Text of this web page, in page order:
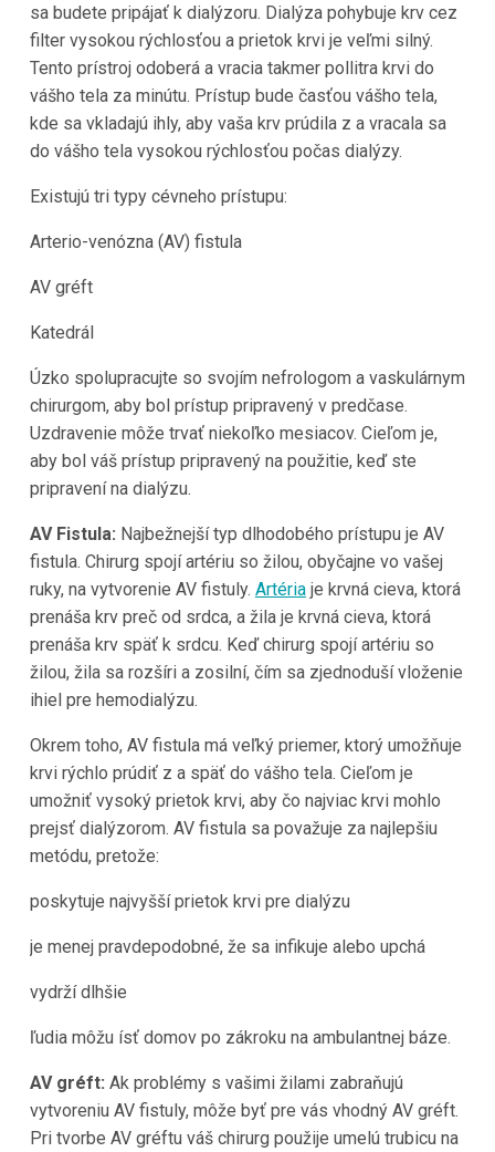
sa budete pripájať k dialýzoru. Dialýza pohybuje krv cez
filter vysokou rýchlosťou a prietok krvi je veľmi silný.
Tento prístroj odoberá a vracia takmer pollitra krvi do
vášho tela za minútu. Prístup bude časťou vášho tela,
kde sa vkladajú ihly, aby vaša krv prúdila z a vracala sa
do vášho tela vysokou rýchlosťou počas dialýzy.
Existujú tri typy cévneho prístupu:
Arterio-venózna (AV) fistula
AV gréft
Katedrál
Úzko spolupracujte so svojím nefrologom a vaskulárnym
chirurgom, aby bol prístup pripravený v predčase.
Uzdravenie môže trvať niekoľko mesiacov. Cieľom je,
aby bol váš prístup pripravený na použitie, keď ste
pripravení na dialýzu.
AV Fistula: Najbežnejší typ dlhodobého prístupu je AV
fistula. Chirurg spojí artériu so žilou, obyčajne vo vašej
ruky, na vytvorenie AV fistuly. Artériaje krvná cieva, ktorá
prenáša krv preč od srdca, a žila je krvná cieva, ktorá
prenáša krv späť k srdcu. Keď chirurg spojí artériu so
žilou, žila sa rozšíri a zosilní, čím sa zjednoduší vloženie
ihiel pre hemodialýzu.
Okrem toho, AV fistula má veľký priemer, ktorý umožňuje
krvi rýchlo prúdiť z a späť do vášho tela. Cieľom je
umožniť vysoký prietok krvi, aby čo najviac krvi mohlo
prejsť dialýzorom. AV fistula sa považuje za najlepšiu
metódu, pretože:
poskytuje najvyšší prietok krvi pre dialýzu
je menej pravdepodobné, že sa infikuje alebo upchá
vydrží dlhšie
ľudia môžu ísť domov po zákroku na ambulantnej báze.
AV gréft: Ak problémy s vašimi žilami zabraňujú
vytvoreniu AV fistuly, môže byť pre vás vhodný AV gréft.
Pri tvorbe AV gréftu váš chirurg použije umelú trubicu na